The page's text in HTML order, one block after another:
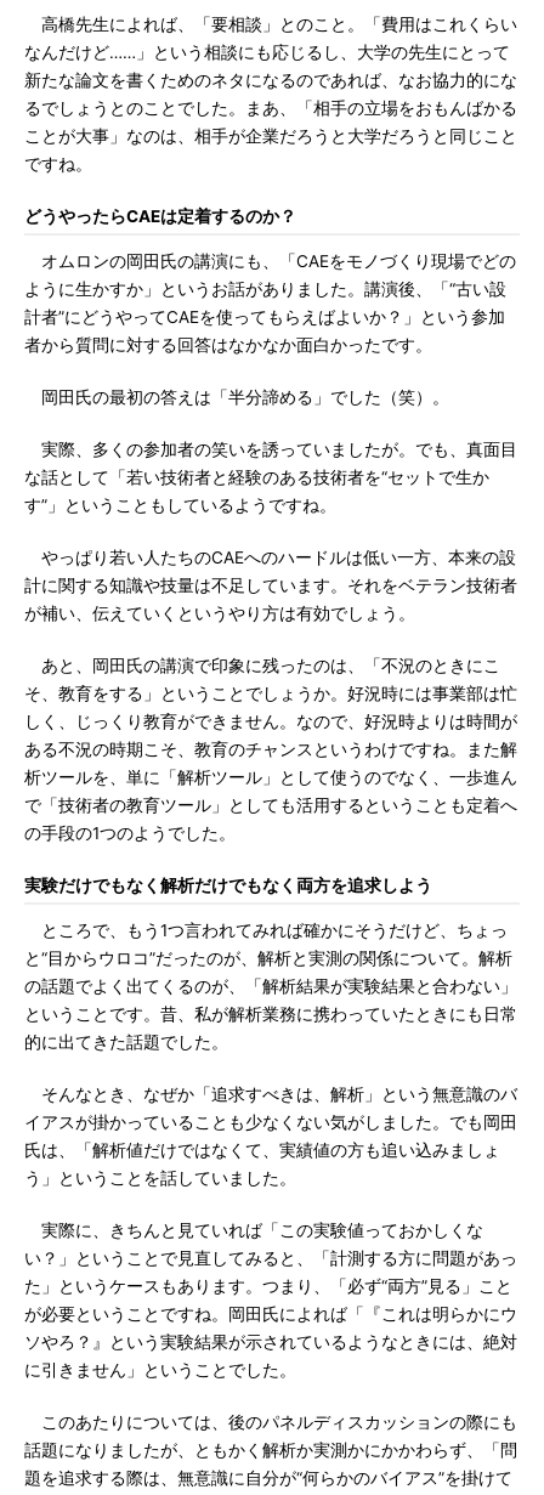
高橋先生によれば、「要相談」とのこと。「費用はこれくらい
なんだけど……」という相談にも応じるし、大学の先生にとって
新たな論文を書くためのネタになるのであれば、なお協力的にな
るでしょうとのことでした。まあ、「相手の立場をおもんばかる
ことが大事」なのは、相手が企業だろうと大学だろうと同じこと
ですね。
どうやったらCAEは定着するのか？
オムロンの岡田氏の講演にも、「CAEをモノづくり現場でどの
ように生かすか」というお話がありました。講演後、「“古い設
計者”にどうやってCAEを使ってもらえばよいか？」という参加
者から質問に対する回答はなかなか面白かったです。
岡田氏の最初の答えは「半分諦める」でした（笑）。
実際、多くの参加者の笑いを誘っていましたが。でも、真面目
な話として「若い技術者と経験のある技術者を“セットで生か
す”」ということもしているようですね。
やっぱり若い人たちのCAEへのハードルは低い一方、本来の設
計に関する知識や技量は不足しています。それをベテラン技術者
が補い、伝えていくというやり方は有効でしょう。
あと、岡田氏の講演で印象に残ったのは、「不況のときにこ
そ、教育をする」ということでしょうか。好況時には事業部は忙
しく、じっくり教育ができません。なので、好況時よりは時間が
ある不況の時期こそ、教育のチャンスというわけですね。また解
析ツールを、単に「解析ツール」として使うのでなく、一歩進ん
で「技術者の教育ツール」としても活用するということも定着へ
の手段の1つのようでした。
実験だけでもなく解析だけでもなく両方を追求しよう
ところで、もう1つ言われてみれば確かにそうだけど、ちょっ
と“目からウロコ”だったのが、解析と実測の関係について。解析
の話題でよく出てくるのが、「解析結果が実験結果と合わない」
ということです。昔、私が解析業務に携わっていたときにも日常
的に出てきた話題でした。
そんなとき、なぜか「追求すべきは、解析」という無意識のバ
イアスが掛かっていることも少なくない気がしました。でも岡田
氏は、「解析値だけではなくて、実績値の方も追い込みましょ
う」ということを話していました。
実際に、きちんと見ていれば「この実験値っておかしくな
い？」ということで見直してみると、「計測する方に問題があっ
た」というケースもあります。つまり、「必ず“両方”見る」こと
が必要ということですね。岡田氏によれば「『これは明らかにウ
ソやろ？』という実験結果が示されているようなときには、絶対
に引きません」ということでした。
このあたりについては、後のパネルディスカッションの際にも
話題になりましたが、ともかく解析か実測かにかかわらず、「問
題を追求する際は、無意識に自分が“何らかのバイアス”を掛けて